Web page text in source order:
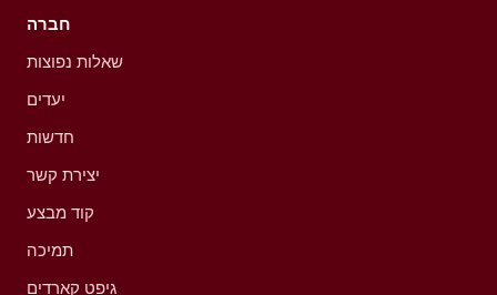
חברה
שאלות נפוצות
יעדים
חדשות
יצירת קשר
קוד מבצע
תמיכה
גיפט קארדים